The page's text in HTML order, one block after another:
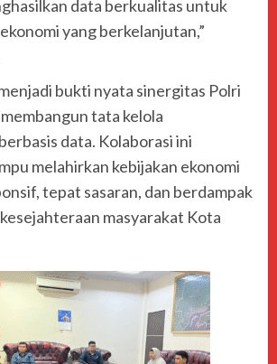
data berkualitas untuk
yang berkelanjutan,”
bukti nyata sinergitas Polri
membangun tata kelola
data. Kolaborasi ini
melahirkan kebijakan ekonomi
tepat sasaran, dan berdampak
masyarakat Kota